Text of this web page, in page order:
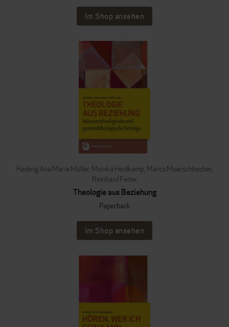
Im Shop ansehen
Hadwig Ana Maria Müller, Monika Heidkamp, Marco Moerschbacher,
Reinhard Feiter
Theologie aus Beziehung
Paperback
Im Shop ansehen